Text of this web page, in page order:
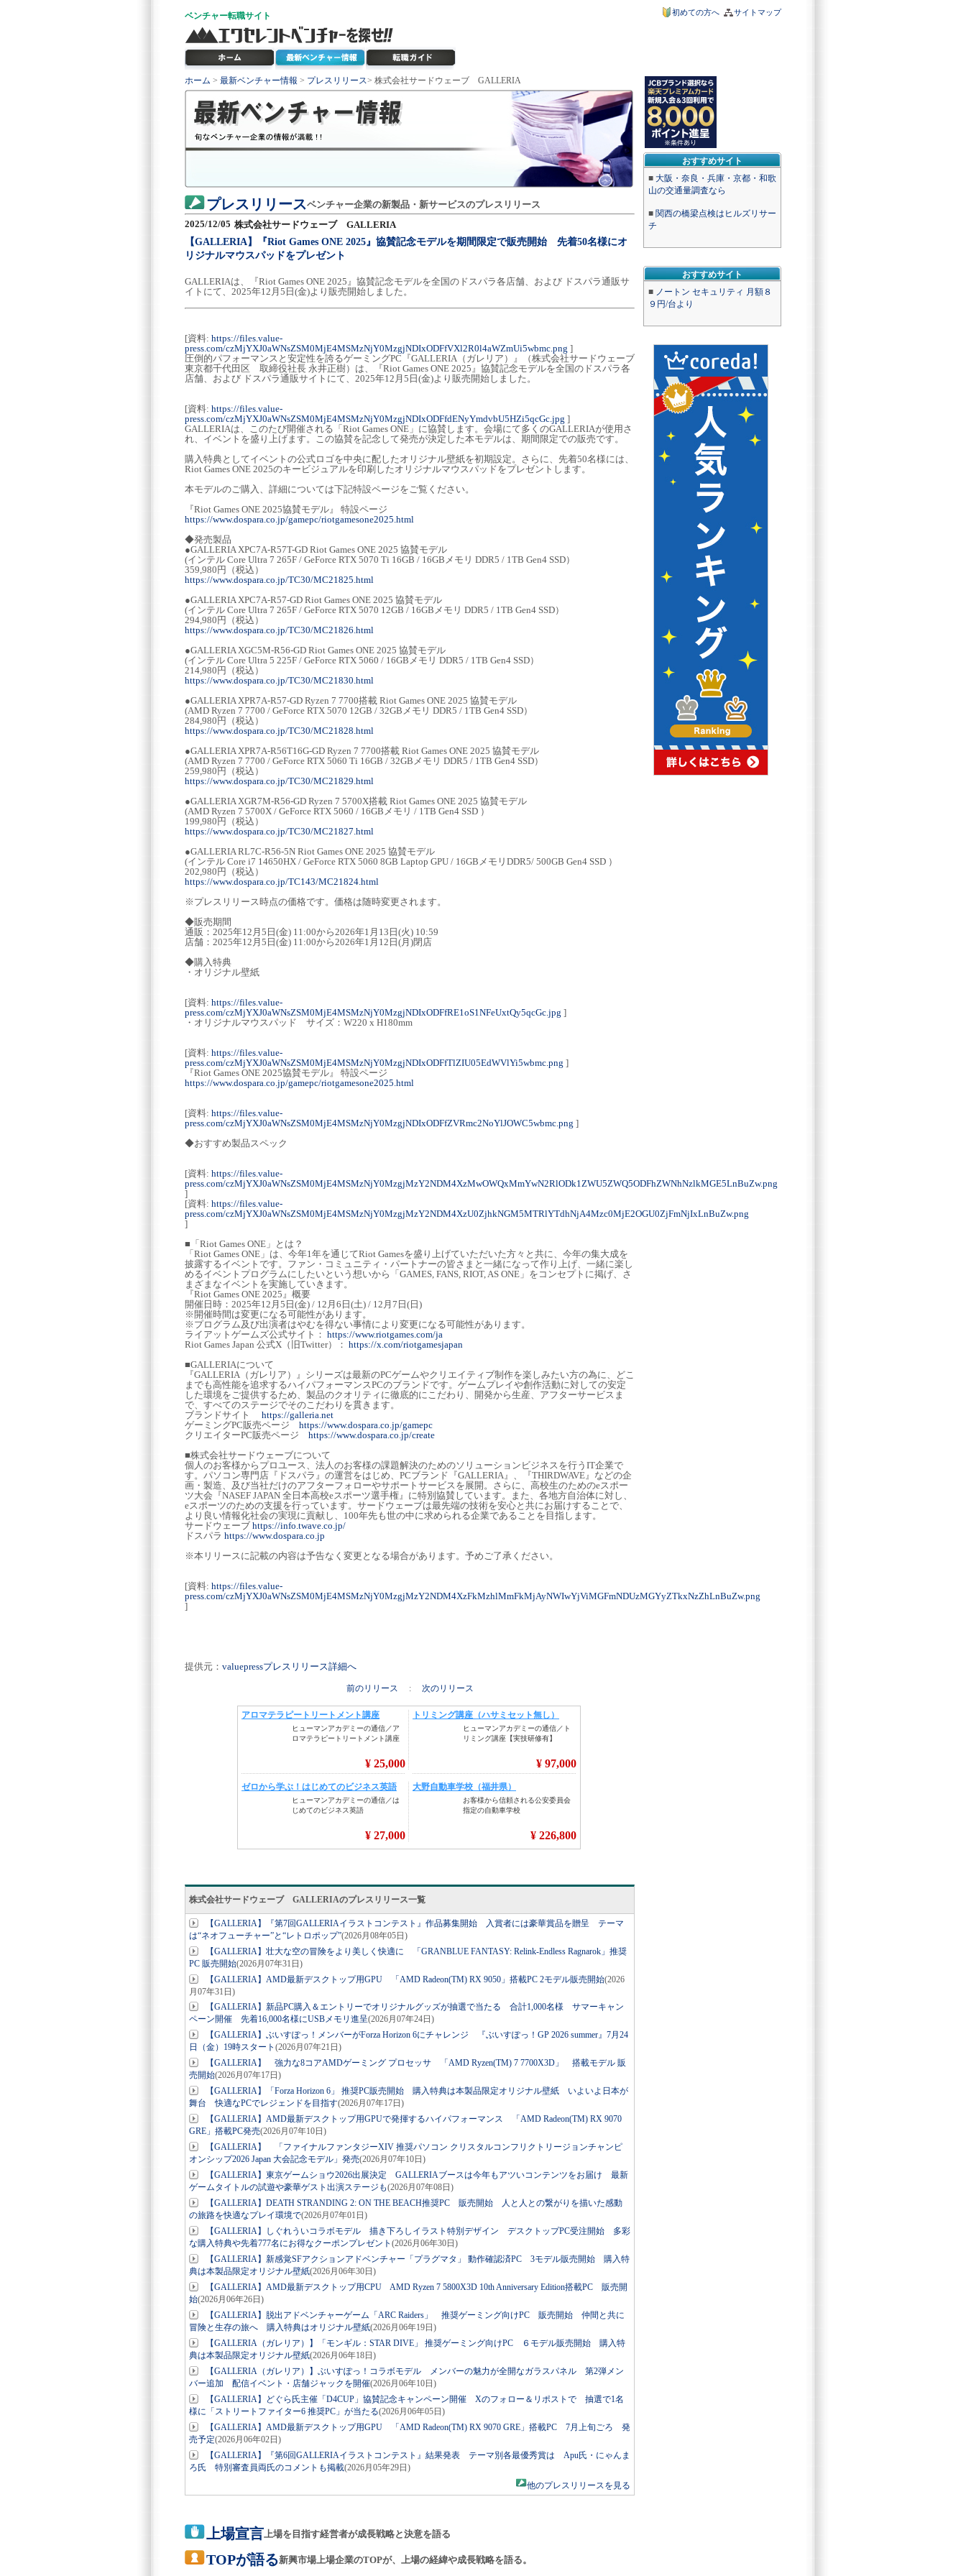
ベンチャー転職サイト サイトマップ
初めての方へ
おすすめサイト
■ 大阪・奈良・兵庫・京都・和歌
山の交通量調査なら
■ 関西の橋梁点検はヒルズリサー
チ
おすすめサイト
■ ノートン セキュリティ 月額８
９円/台より
ホーム > 最新ベンチャー情報 > プレスリリース> 株式会社サードウェーブ GALLERIA
プレスリリースベンチャー企業の新製品・新サービスのプレスリリース
2025/12/05 株式会社サードウェーブ GALLERIA
【GALLERIA】『Riot Games ONE 2025』協賛記念モデルを期間限定で販売開始 先着50名様にオ
リジナルマウスパッドをプレゼント
GALLERIAは、『Riot Games ONE 2025』協賛記念モデルを全国のドスパラ各店舗、および ドスパラ通販サ
イトにて、2025年12月5日(金)より販売開始しました。
[資料: https://files.value-
press.com/czMjYXJ0aWNsZSM0MjE4MSMzNjY0MzgjNDIxODFfVXl2R0l4aWZmUi5wbmc.png ]
圧倒的パフォーマンスと安定性を誇るゲーミングPC『GALLERIA（ガレリア）』（株式会社サードウェーブ
東京都千代田区 取締役社長 永井正樹）は、『Riot Games ONE 2025』協賛記念モデルを全国のドスパラ各
店舗、および ドスパラ通販サイトにて、2025年12月5日(金)より販売開始しました。
[資料: https://files.value-
press.com/czMjYXJ0aWNsZSM0MjE4MSMzNjY0MzgjNDIxODFfdENyYmdvbU5HZi5qcGc.jpg ]
GALLERIAは、このたび開催される「Riot Games ONE」に協賛します。会場にて多くのGALLERIAが使用さ
れ、イベントを盛り上げます。この協賛を記念して発売が決定した本モデルは、期間限定での販売です。
購入特典としてイベントの公式ロゴを中央に配したオリジナル壁紙を初期設定。さらに、先着50名様には、
Riot Games ONE 2025のキービジュアルを印刷したオリジナルマウスパッドをプレゼントします。
本モデルのご購入、詳細については下記特設ページをご覧ください。
『Riot Games ONE 2025協賛モデル』 特設ページ
https://www.dospara.co.jp/gamepc/riotgamesone2025.html
◆発売製品
●GALLERIA XPC7A-R57T-GD Riot Games ONE 2025 協賛モデル
(インテル Core Ultra 7 265F / GeForce RTX 5070 Ti 16GB / 16GBメモリ DDR5 / 1TB Gen4 SSD）
359,980円（税込）
https://www.dospara.co.jp/TC30/MC21825.html
●GALLERIA XPC7A-R57-GD Riot Games ONE 2025 協賛モデル
(インテル Core Ultra 7 265F / GeForce RTX 5070 12GB / 16GBメモリ DDR5 / 1TB Gen4 SSD）
294,980円（税込）
https://www.dospara.co.jp/TC30/MC21826.html
●GALLERIA XGC5M-R56-GD Riot Games ONE 2025 協賛モデル
(インテル Core Ultra 5 225F / GeForce RTX 5060 / 16GBメモリ DDR5 / 1TB Gen4 SSD）
214,980円（税込）
https://www.dospara.co.jp/TC30/MC21830.html
●GALLERIA XPR7A-R57-GD Ryzen 7 7700搭載 Riot Games ONE 2025 協賛モデル
(AMD Ryzen 7 7700 / GeForce RTX 5070 12GB / 32GBメモリ DDR5 / 1TB Gen4 SSD）
284,980円（税込）
https://www.dospara.co.jp/TC30/MC21828.html
●GALLERIA XPR7A-R56T16G-GD Ryzen 7 7700搭載 Riot Games ONE 2025 協賛モデル
(AMD Ryzen 7 7700 / GeForce RTX 5060 Ti 16GB / 32GBメモリ DDR5 / 1TB Gen4 SSD）
259,980円（税込）
https://www.dospara.co.jp/TC30/MC21829.html
●GALLERIA XGR7M-R56-GD Ryzen 7 5700X搭載 Riot Games ONE 2025 協賛モデル
(AMD Ryzen 7 5700X / GeForce RTX 5060 / 16GBメモリ / 1TB Gen4 SSD ）
199,980円（税込）
https://www.dospara.co.jp/TC30/MC21827.html
●GALLERIA RL7C-R56-5N Riot Games ONE 2025 協賛モデル
(インテル Core i7 14650HX / GeForce RTX 5060 8GB Laptop GPU / 16GBメモリDDR5/ 500GB Gen4 SSD ）
202,980円（税込）
https://www.dospara.co.jp/TC143/MC21824.html
※プレスリリース時点の価格です。価格は随時変更されます。
◆販売期間
通販：2025年12月5日(金) 11:00から2026年1月13日(火) 10:59
店舗：2025年12月5日(金) 11:00から2026年1月12日(月)閉店
◆購入特典
・オリジナル壁紙
[資料: https://files.value-
press.com/czMjYXJ0aWNsZSM0MjE4MSMzNjY0MzgjNDIxODFfRE1oS1NFeUxtQy5qcGc.jpg ]
・オリジナルマウスパッド サイズ：W220 x H180mm
[資料: https://files.value-
press.com/czMjYXJ0aWNsZSM0MjE4MSMzNjY0MzgjNDIxODFfTlZIU05EdWVlYi5wbmc.png ]
『Riot Games ONE 2025協賛モデル』 特設ページ
https://www.dospara.co.jp/gamepc/riotgamesone2025.html
[資料: https://files.value-
press.com/czMjYXJ0aWNsZSM0MjE4MSMzNjY0MzgjNDIxODFfZVRmc2NoYlJOWC5wbmc.png ]
◆おすすめ製品スペック
[資料: https://files.value-
press.com/czMjYXJ0aWNsZSM0MjE4MSMzNjY0MzgjMzY2NDM4XzMwOWQxMmYwN2RlODk1ZWU5ZWQ5ODFhZWNhNzlkMGE5LnBuZw.png
]
[資料: https://files.value-
press.com/czMjYXJ0aWNsZSM0MjE4MSMzNjY0MzgjMzY2NDM4XzU0ZjhkNGM5MTRlYTdhNjA4Mzc0MjE2OGU0ZjFmNjIxLnBuZw.png
]
■「Riot Games ONE」とは？
「Riot Games ONE」は、今年1年を通じてRiot Gamesを盛り上げていただいた方々と共に、今年の集大成を
披露するイベントです。ファン・コミュニティ・パートナーの皆さまと一緒になって作り上げ、一緒に楽し
めるイベントプログラムにしたいという想いから「GAMES, FANS, RIOT, AS ONE」をコンセプトに掲げ、さ
まざまなイベントを実施していきます。
『Riot Games ONE 2025』概要
開催日時：2025年12月5日(金) / 12月6日(土) / 12月7日(日)
※開催時間は変更になる可能性があります。
※プログラム及び出演者はやむを得ない事情により変更になる可能性があります。
ライアットゲームズ公式サイト： https://www.riotgames.com/ja
Riot Games Japan 公式X（旧Twitter）： https://x.com/riotgamesjapan
■GALLERIAについて
『GALLERIA（ガレリア）』シリーズは最新のPCゲームやクリエイティブ制作を楽しみたい方の為に、どこ
までも高性能を追求するハイパフォーマンスPCのブランドです。ゲームプレイや創作活動に対しての安定
した環境をご提供するため、製品のクオリティに徹底的にこだわり、開発から生産、アフターサービスま
で、すべてのステージでそのこだわりを貫きます。
ブランドサイト https://galleria.net
ゲーミングPC販売ページ https://www.dospara.co.jp/gamepc
クリエイターPC販売ページ https://www.dospara.co.jp/create
■株式会社サードウェーブについて
個人のお客様からプロユース、法人のお客様の課題解決のためのソリューションビジネスを行うIT企業で
す。パソコン専門店『ドスパラ』の運営をはじめ、PCブランド『GALLERIA』、『THIRDWAVE』などの企
画・製造、及び当社だけのアフターフォローやサポートサービスを展開。さらに、高校生のためのeスポー
ツ大会『NASEF JAPAN 全日本高校eスポーツ選手権』に特別協賛しています。また、各地方自治体に対し、
eスポーツのための支援を行っています。サードウェーブは最先端の技術を安心と共にお届けすることで、
より良い情報化社会の実現に貢献し、100年先も世の中に求められる企業であることを目指します。
サードウェーブ https://info.twave.co.jp/
ドスパラ https://www.dospara.co.jp
※本リリースに記載の内容は予告なく変更となる場合があります。予めご了承ください。
[資料: https://files.value-
press.com/czMjYXJ0aWNsZSM0MjE4MSMzNjY0MzgjMzY2NDM4XzFkMzhlMmFkMjAyNWIwYjViMGFmNDUzMGYyZTkxNzZhLnBuZw.png
]
提供元： valuepressプレスリリース詳細へ
前のリリース : 次のリリース
株式会社サードウェーブ GALLERIAのプレスリリース一覧
【GALLERIA】『第7回GALLERIAイラストコンテスト』作品募集開始 入賞者には豪華賞品を贈呈 テーマ
は“ネオフューチャー”と“レトロポップ”(2026月08年05日)
【GALLERIA】壮大な空の冒険をより美しく快適に 「GRANBLUE FANTASY: Relink-Endless Ragnarok」推奨
PC 販売開始(2026月07年31日)
【GALLERIA】AMD最新デスクトップ用GPU 「AMD Radeon(TM) RX 9050」搭載PC 2モデル販売開始(2026
月07年31日)
【GALLERIA】新品PC購入＆エントリーでオリジナルグッズが抽選で当たる 合計1,000名様 サマーキャン
ペーン開催 先着16,000名様にUSBメモリ進呈(2026月07年24日)
【GALLERIA】ぶいすぽっ！メンバーがForza Horizon 6にチャレンジ 『ぶいすぽっ！GP 2026 summer』7月24
日（金）19時スタート (2026月07年21日)
【GALLERIA】 強力な8コアAMDゲーミング プロセッサ 「AMD Ryzen(TM) 7 7700X3D」 搭載モデル 販
売開始(2026月07年17日)
【GALLERIA】「Forza Horizon 6」 推奨PC販売開始 購入特典は本製品限定オリジナル壁紙 いよいよ日本が
舞台 快適なPCでレジェンドを目指す(2026月07年17日)
【GALLERIA】AMD最新デスクトップ用GPUで発揮するハイパフォーマンス 「AMD Radeon(TM) RX 9070
GRE」搭載PC発売(2026月07年10日)
【GALLERIA】 「ファイナルファンタジーXIV 推奨パソコン クリスタルコンフリクトリージョンチャンピ
オンシップ2026 Japan 大会記念モデル」発売(2026月07年10日)
【GALLERIA】東京ゲームショウ2026出展決定 GALLERIAブースは今年もアツいコンテンツをお届け 最新
ゲームタイトルの試遊や豪華ゲスト出演ステージも(2026月07年08日)
【GALLERIA】DEATH STRANDING 2: ON THE BEACH推奨PC 販売開始 人と人との繋がりを描いた感動
の旅路を快適なプレイ環境で(2026月07年01日)
【GALLERIA】しぐれういコラボモデル 描き下ろしイラスト特別デザイン デスクトップPC受注開始 多彩
な購入特典や先着777名にお得なクーポンプレゼント (2026月06年30日)
【GALLERIA】新感覚SFアクションアドベンチャー「プラグマタ」 動作確認済PC 3モデル販売開始 購入特
典は本製品限定オリジナル壁紙(2026月06年30日)
【GALLERIA】AMD最新デスクトップ用CPU AMD Ryzen 7 5800X3D 10th Anniversary Edition搭載PC 販売開
始(2026月06年26日)
【GALLERIA】脱出アドベンチャーゲーム「ARC Raiders」 推奨ゲーミング向けPC 販売開始 仲間と共に
冒険と生存の旅へ 購入特典はオリジナル壁紙(2026月06年19日)
【GALLERIA（ガレリア）】「モンギル：STAR DIVE」 推奨ゲーミング向けPC ６モデル販売開始 購入特
典は本製品限定オリジナル壁紙(2026月06年18日)
【GALLERIA（ガレリア）】ぶいすぽっ！コラボモデル メンバーの魅力が全開なガラスパネル 第2弾メン
バー追加 配信イベント・店舗ジャックを開催(2026月06年10日)
【GALLERIA】どぐら氏主催「D4CUP」協賛記念キャンペーン開催 Xのフォロー＆リポストで 抽選で1名
様に「ストリートファイター6 推奨PC」が当たる(2026月06年05日)
【GALLERIA】AMD最新デスクトップ用GPU 「AMD Radeon(TM) RX 9070 GRE」搭載PC 7月上旬ごろ 発
売予定(2026月06年02日)
【GALLERIA】『第6回GALLERIAイラストコンテスト』結果発表 テーマ別各最優秀賞は Apu氏・にゃんま
ろ氏 特別審査員両氏のコメントも掲載(2026月05年29日)
他のプレスリリースを見る
上場宣言上場を目指す経営者が成長戦略と決意を語る
TOPが語る新興市場上場企業のTOPが、上場の経緯や成長戦略を語る。